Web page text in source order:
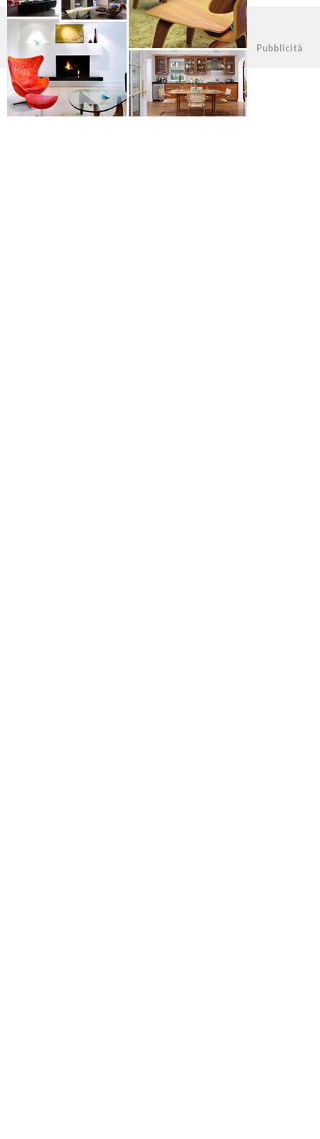
©2026 - casapratica.org - p.iva 03338800984 Pubblicità